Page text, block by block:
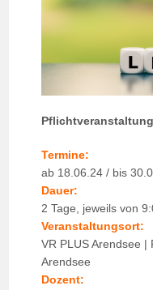
Pflichtveranstaltung
Termine:
ab 18.06.24 / bis
Dauer:
2 Tage, jeweils von
Veranstaltungsort:
VR PLUS Arendsee
Arendsee
Dozent: